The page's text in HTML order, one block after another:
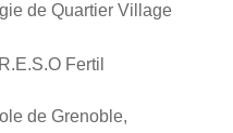
de Quartier Village
Fertil
de Grenoble,